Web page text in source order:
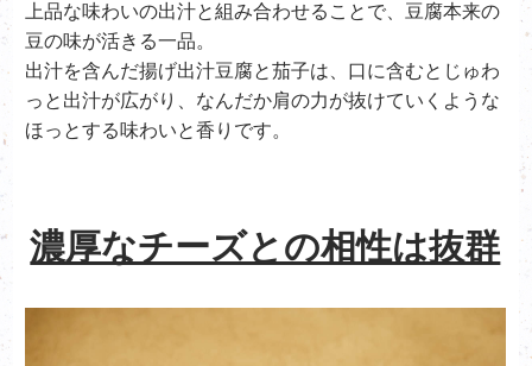
上品な味わいの出汁と組み合わせることで、豆腐本来の
豆の味が活きる一品。
出汁を含んだ揚げ出汁豆腐と茄子は、口に含むとじゅわ
っと出汁が広がり、なんだか肩の力が抜けていくような
ほっとする味わいと香りです。
濃厚なチーズとの相性は抜群